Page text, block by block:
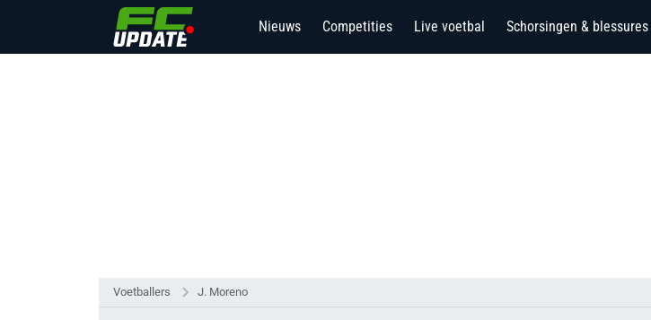
Nieuws Competities Live voetbal Schorsingen & blessures
Voetballers J. Moreno